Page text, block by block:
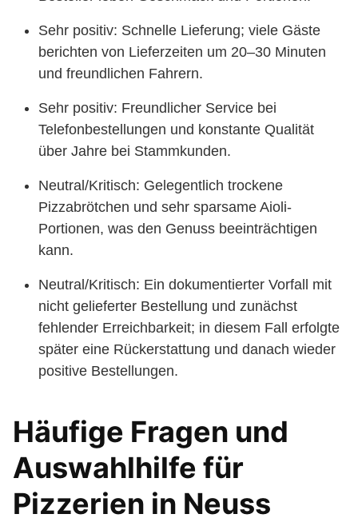
Sehr positiv: Schnelle Lieferung; viele Gäste
berichten von Lieferzeiten um 20–30 Minuten
und freundlichen Fahrern.
Sehr positiv: Freundlicher Service bei
Telefonbestellungen und konstante Qualität
über Jahre bei Stammkunden.
Neutral/Kritisch: Gelegentlich trockene
Pizzabrötchen und sehr sparsame Aioli-
Portionen, was den Genuss beeinträchtigen
kann.
Neutral/Kritisch: Ein dokumentierter Vorfall mit
nicht gelieferter Bestellung und zunächst
fehlender Erreichbarkeit; in diesem Fall erfolgte
später eine Rückerstattung und danach wieder
positive Bestellungen.
Häufige Fragen und
Auswahlhilfe für
Pizzerien in Neuss